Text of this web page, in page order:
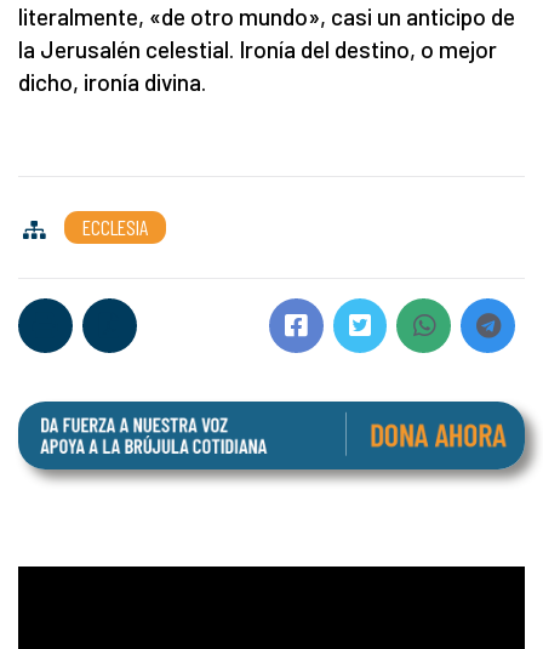
literalmente, «de otro mundo», casi un anticipo de
la Jerusalén celestial. Ironía del destino, o mejor
dicho, ironía divina.
ECCLESIA